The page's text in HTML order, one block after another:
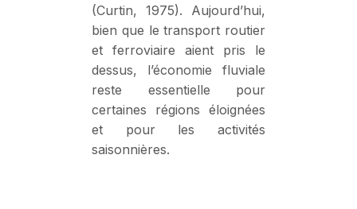
(Curtin, 1975). Aujourd’hui,
bien que le transport routier
et ferroviaire aient pris le
dessus, l’économie fluviale
reste essentielle pour
certaines régions éloignées
et pour les activités
saisonnières.